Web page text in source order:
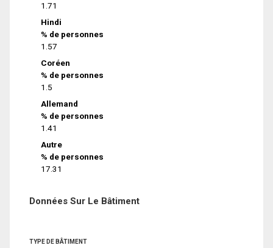
1.71
Hindi
% de personnes
1.57
Coréen
% de personnes
1.5
Allemand
% de personnes
1.41
Autre
% de personnes
17.31
Données Sur Le Bâtiment
TYPE DE BÂTIMENT